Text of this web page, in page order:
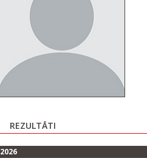
REZULTĀTI
2026